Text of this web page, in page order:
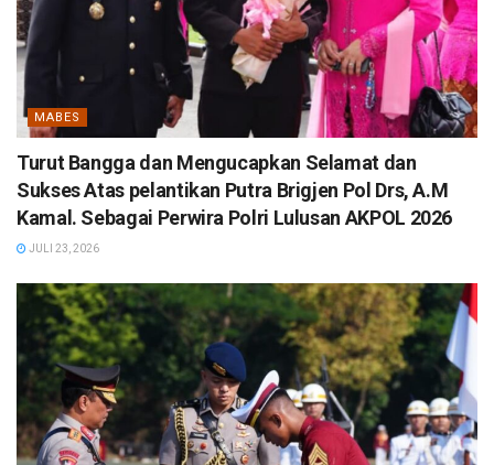
MABES
Turut Bangga dan Mengucapkan Selamat dan
Sukses Atas pelantikan Putra Brigjen Pol Drs, A.M
Kamal. Sebagai Perwira Polri Lulusan AKPOL 2026
JULI 23, 2026